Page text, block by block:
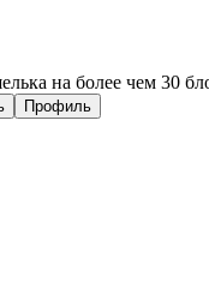
на более чем 30
Профиль